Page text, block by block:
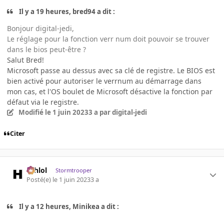
Il y a 19 heures, bred94 a dit :
Bonjour digital-jedi,
Le réglage pour la fonction verr num doit pouvoir se trouver
dans le bios peut-être ?
Salut Bred!
Microsoft passe au dessus avec sa clé de registre. Le BIOS est
bien activé pour autoriser le verrnum au démarrage dans
mon cas, et l'OS boulet de Microsoft désactive la fonction par
défaut via le registre.
Modifié le 1 juin 20233 a par digital-jedi
Citer
ashlol Stormtrooper
Posté(e) le 1 juin 20233 a
Il y a 12 heures, Minikea a dit :